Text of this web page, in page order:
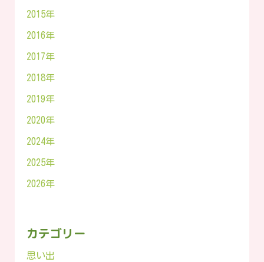
2015年
2016年
2017年
2018年
2019年
2020年
2024年
2025年
2026年
カテゴリー
思い出